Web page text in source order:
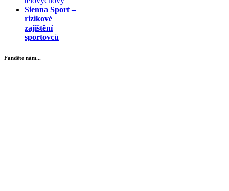
Sienna Sport –
rizikové
zajištění
sportovců
Fanděte nám...